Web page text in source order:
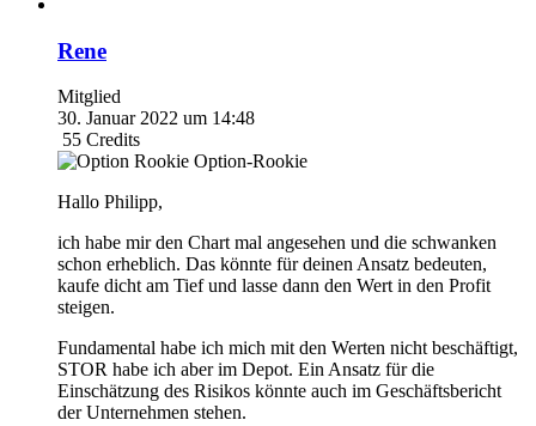
Rene
Mitglied
30. Januar 2022 um 14:48
55 Credits
Option-Rookie
Hallo Philipp,
ich habe mir den Chart mal angesehen und die schwanken
schon erheblich. Das könnte für deinen Ansatz bedeuten,
kaufe dicht am Tief und lasse dann den Wert in den Profit
steigen.
Fundamental habe ich mich mit den Werten nicht beschäftigt,
STOR habe ich aber im Depot. Ein Ansatz für die
Einschätzung des Risikos könnte auch im Geschäftsbericht
der Unternehmen stehen.